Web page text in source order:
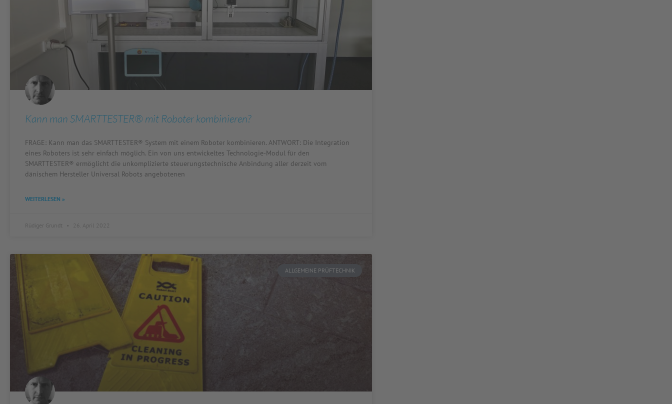
Kann man SMARTTESTER® mit Roboter kombinieren?
FRAGE: Kann man das SMARTTESTER® System mit einem Roboter kombinieren. ANTWORT: Die Integration
eines Roboters ist sehr einfach möglich. Ein von uns entwickeltes Technologie-Modul für den
SMARTTESTER® ermöglicht die unkomplizierte steuerungstechnische Anbindung aller derzeit vom
dänischem Hersteller Universal Robots angebotenen
WEITERLESEN »
Rüdiger Grundt 26. April 2022
ALLGEMEINE PRÜFTECHNIK